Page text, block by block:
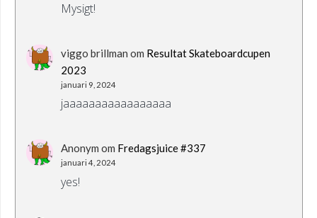
Mysigt!
viggo brillman om Resultat Skateboardcupen
2023
januari 9, 2024
jaaaaaaaaaaaaaaaaa
Anonym om Fredagsjuice #337
januari 4, 2024
yes!